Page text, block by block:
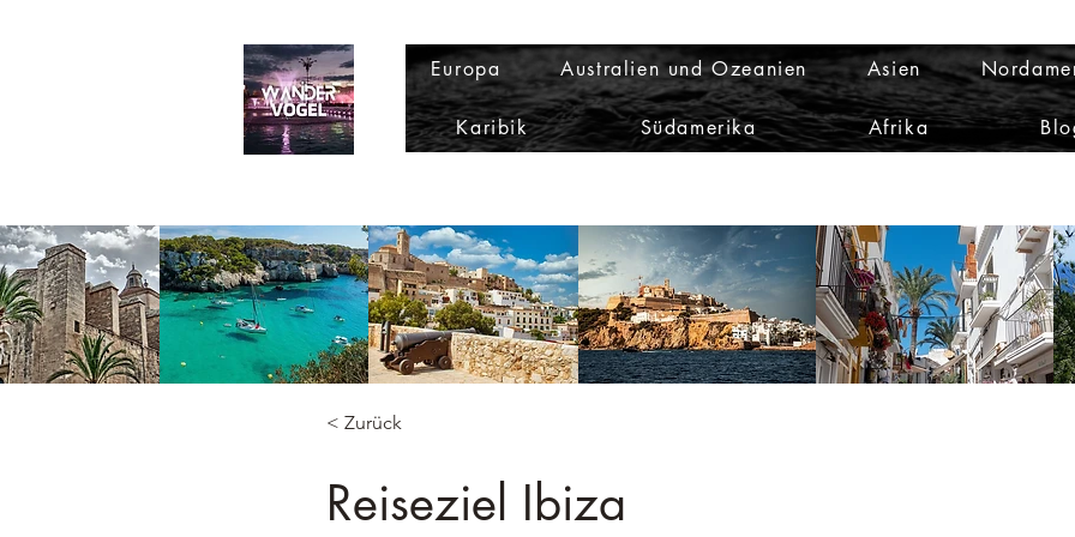
Europa Australien und Ozeanien Asien
Karibik Südamerika Afrika
< Zurück
Reiseziel Ibiza